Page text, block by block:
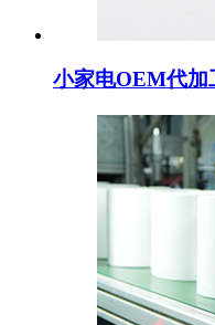
小家电OEM代加